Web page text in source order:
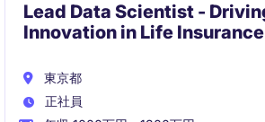
Lead Data Scientist -
Innovation in Life Insurance
東京都
正社員